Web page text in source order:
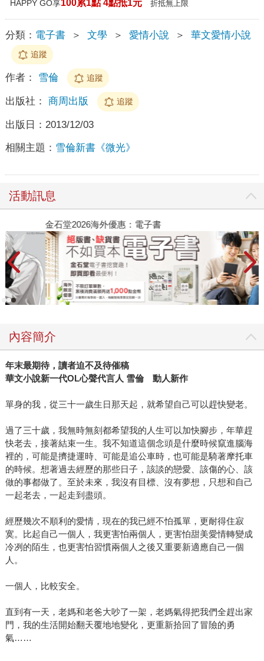
HAPPY GO享100累1點 4點抵1元 折抵無上限
分類： 電子書 ＞ 文學 ＞ 愛情小說 ＞ 華文愛情小說
追蹤
作者： 雪倫 追蹤
出版社： 商周出版 追蹤
出版日： 2013/12/03
相關主題： 雪倫新書《微光》
活動訊息
金石堂2026海外優惠：電子書
內容簡介
年末最期待，讀者迫不及待催稿
華文小說新一代OL心聲代言人 雪倫 動人新作
單身的我，從三十一歲生日那天起，就希望自己可以趕快變老。
過了三十歲，我無時無刻都希望我的人生可以加快腳步，年華趕
快老去，接著結束一生。我不知道這個念頭是什麼時候竄進腦海
裡的，可能是擠捷運時、可能是追公車時，也可能是騎著摩托車
的時候。想著過去經歷的那些日子，該談的戀愛、該傷的心、該
做的事都做了。至於未來，我沒有目標、沒有夢想，只想和自己
一起老去，一起走到盡頭。
經歷幾次不順利的愛情，現在的我已經不怕孤單，更耐得住寂
寞。比起自己一個人，我更害怕兩個人，更害怕甜美愛情轉變成
冷冽的陌生，也更害怕習慣兩個人之後又重要新適應自己一個
人。
一個人，比較安全。
直到有一天，老媽和老爸大吵了一架，老媽氣得把我們全趕出家
門，我的生活開始翻天覆地地變化，更重新拾回了冒險的勇
氣……